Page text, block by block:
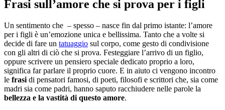
Frasi sull’amore che si prova per i figli
Un sentimento che – spesso – nasce fin dal primo istante: l’amore
per i figli è un’emozione unica e bellissima. Tanto che a volte si
decide di fare un tatuaggio sul corpo, come gesto di condivisione
con gli altri di ciò che si prova. Festeggiare l’arrivo di un figlio,
oppure scrivere un pensiero speciale dedicato proprio a loro,
significa far parlare il proprio cuore. E in aiuto ci vengono incontro
le frasi di pensatori famosi, di poeti, filosofi e scrittori che, sia come
madri sia come padri, hanno saputo racchiudere nelle parole la
bellezza e la vastità di questo amore.